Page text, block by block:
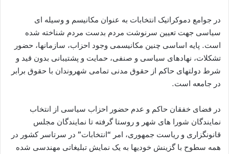
در جوامع دموکراتيک انتخابات به عنوان مکانيسم و وسيله ای
سیاسی جهت تعیین سرنوشت مردم بدست مردم شناخته شده
است. پايه اساسی چنين مکانيسمی وجود احزاب، سازمانها، حضور
تشکلات، نهادهای سياسی و صنفی، حمايت و پشتيبانی بدون قيد و
شرط دولتهای حاکم از حقوق مدنی تمامی شهروندان با حقوق برابر
در جامعه است.
در فضای خفقان حاکم و عدم حضور احزاب سياسی از انتخاب
نمايندگان شورا های شهر و روستا گرفته تا نمايندگان مجلس
قانونگزاری و ریاست جمهوری، امر “انتخابات” در سرتاسر کشور در
همه سطوح با گزینش خودیها به یک نمایش تبلیغاتی مهندسی شده